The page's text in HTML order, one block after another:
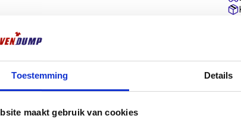
Toestemming Details
maakt gebruik van cookies
INFORMATIONEN REZENSIONEN (0)
Edelstahl